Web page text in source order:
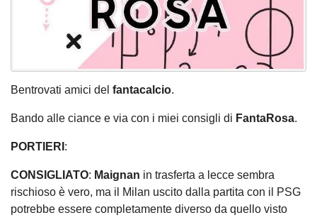
Bentrovati amici del fantacalcio.
Bando alle ciance e via con i miei consigli di FantaRosa.
PORTIERI :
CONSIGLIATO: Maignan in trasferta a lecce sembra
rischioso è vero, ma il Milan uscito dalla partita con il PSG
potrebbe essere completamente diverso da quello visto